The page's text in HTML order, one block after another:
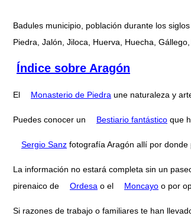
Badules municipio, población durante los
Piedra, Jalón, Jiloca, Huerva, Huecha, Gállego,
Índice sobre Aragón
El Monasterio de Piedra une naturaleza y
Puedes conocer un Bestiario fantástico que
Sergio Sanz fotografía Aragón allí por donde
La información no estará completa sin un
pirenaico de
Ordesa o el Moncayo o por
Si razones de trabajo o familiares te han